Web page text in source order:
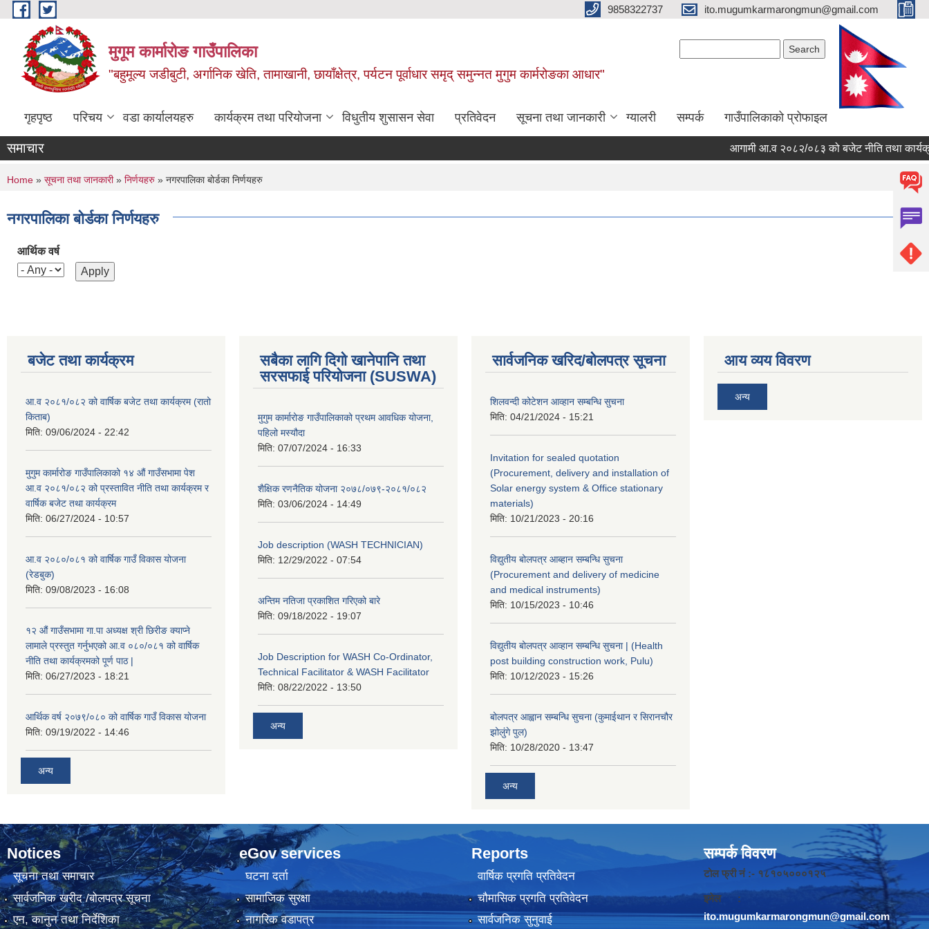
Skip to main content 9858322737 ito.mugumkarmarongmun@gmail.com
मुगूम कार्मारोङ गाउँपालिका
"बहुमूल्य जडीबुटी, अर्गानिक खेति, तामाखानी, छायाँक्षेत्र, पर्यटन पूर्वाधार समृद् समुन्नत मुगुम कार्मरोङका आधार"
गृहपृष्ठ परिचय वडा कार्यालयहरु कार्यक्रम तथा परियोजना विधुतीय शुसासन सेवा प्रतिवेदन सूचना तथा जानकारी ग्यालरी सम्पर्क गाउँपालिकाको प्रोफाइल
समाचार आगामी आ.व २०८२/०८३ को बजेट नीति तथा
You are here
Home » सूचना तथा जानकारी» निर्णयहरु » नगरपालिका बोर्डका निर्णयहरु
नगरपालिका बोर्डका निर्णयहरु
आर्थिक वर्ष
बजेट तथा कार्यक्रम
आ.व २०८१/०८२ को वार्षिक बजेट तथा कार्यक्रम (रातो
किताब)
मिति: 09/06/2024 - 22:42
मुगुम कार्मारोङ गाउँपालिकाको १४ औं गाउँसभामा पेश
आ.व २०८१/०८२ को प्रस्तावित नीति तथा कार्यक्रम र
वार्षिक बजेट तथा कार्यक्रम
मिति: 06/27/2024 - 10:57
आ.व २०८०/०८१ को वार्षिक गाउँ विकास योजना
(रेडबुक)
मिति: 09/08/2023 - 16:08
१२ औं गाउँसभामा गा.पा अध्यक्ष श्री छिरीङ क्याप्ने
लामाले प्रस्तुत गर्नुभएको आ.व ०८०/०८१ को वार्षिक
नीति तथा कार्यक्रमको पूर्ण पाठ |
मिति: 06/27/2023 - 18:21
आर्थिक वर्ष २०७९/०८० को वार्षिक गाउँ विकास योजना
मिति: 09/19/2022 - 14:46
अन्य
सबैका लागि दिगो खानेपानि तथा
सरसफाई परियोजना (SUSWA)
मुगुम कार्मारोङ गाउँपालिकाको प्रथम आवधिक योजना,
पहिलो मस्यौदा
मिति: 07/07/2024 - 16:33
शैक्षिक रणनैतिक योजना २०७८/०७९-२०८१/०८२
मिति: 03/06/2024 - 14:49
Job description (WASH TECHNICIAN)
मिति: 12/29/2022 - 07:54
अन्तिम नतिजा प्रकाशित गरिएको बारे
मिति: 09/18/2022 - 19:07
Job Description for WASH Co-Ordinator,
Technical Facilitator & WASH Facilitator
मिति: 08/22/2022 - 13:50
अन्य
सार्वजनिक खरिद/बोलपत्र सूचना
शिलवन्दी कोटेशन आव्हान सम्बन्धि सुचना
मिति: 04/21/2024 - 15:21
Invitation for sealed quotation
(Procurement, delivery and installation of
Solar energy system & Office stationary
materials)
मिति: 10/21/2023 - 20:16
विद्युतीय बोलपत्र आब्हान सम्बन्धि सुचना
(Procurement and delivery of medicine
and medical instruments)
मिति: 10/15/2023 - 10:46
विद्युतीय बोलपत्र आव्हान सम्बन्धि सुचना | (Health
post building construction work, Pulu)
मिति: 10/12/2023 - 15:26
बोलपत्र आह्वान सम्बन्धि सुचना (कुमाईथान र सिरानचौर
झोलुंगे पुल)
मिति: 10/28/2020 - 13:47
अन्य
आय व्यय विवरण
अन्य
Notices
सूचना तथा समाचार
सार्वजनिक खरीद /बोलपत्र सूचना
एन, कानुन तथा निर्देशिका
eGov services
घटना दर्ता
सामाजिक सुरक्षा
नागरिक वडापत्र
Reports
वार्षिक प्रगति प्रतिवेदन
चौमासिक प्रगति प्रतिवेदन
सार्वजनिक सुनुवाई
सम्पर्क विवरण
टोल फ्री नं :- १८१०५०००१२५
इमेल :
ito.mugumkarmarongmun@gmail.com